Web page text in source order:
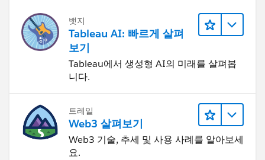
뱃지
Tableau AI: 빠르게 살펴
보기
Tableau에서 생성형 AI의 미래를 살펴봅
니다.
트레일
Web3 살펴보기
Web3 기술, 추세 및 사용 사례를 알아보세
요.